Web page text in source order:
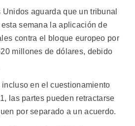
aguarda que un tribunal
semana la aplicación de
contra el bloque europeo por
millones de dólares, debido
en el cuestionamiento
las partes pueden retractarse
por separado a un acuerdo.